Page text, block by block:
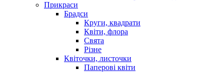
Прикраси
Брадси
Круги, квадрати
Квіти, флора
Свята
Різне
Квіточки, листочки
Паперові квіти